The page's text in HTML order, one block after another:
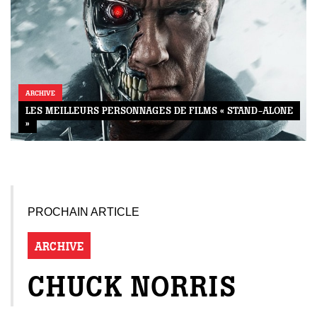
ARCHIVE
LES MEILLEURS PERSONNAGES DE FILMS « STAND-ALONE
»
PROCHAIN ARTICLE
ARCHIVE
CHUCK NORRIS